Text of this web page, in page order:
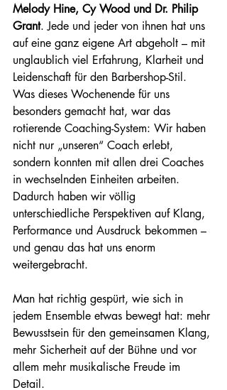
Melody Hine, Cy Wood und Dr. Philip
Grant. Jede und jeder von ihnen hat uns
auf eine ganz eigene Art abgeholt – mit
unglaublich viel Erfahrung, Klarheit und
Leidenschaft für den Barbershop-Stil.
Was dieses Wochenende für uns
besonders gemacht hat, war das
rotierende Coaching-System: Wir haben
nicht nur „unseren“ Coach erlebt,
sondern konnten mit allen drei Coaches
in wechselnden Einheiten arbeiten.
Dadurch haben wir völlig
unterschiedliche Perspektiven auf Klang,
Performance und Ausdruck bekommen –
und genau das hat uns enorm
weitergebracht.
Man hat richtig gespürt, wie sich in
jedem Ensemble etwas bewegt hat: mehr
Bewusstsein für den gemeinsamen Klang,
mehr Sicherheit auf der Bühne und vor
allem mehr musikalische Freude im
Detail.